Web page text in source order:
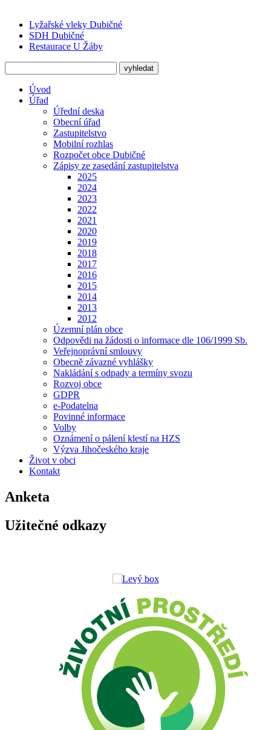
Lyžařské vleky Dubičné
SDH Dubičné
Restaurace U Žáby
Úvod
Úřad
Úřední deska
Obecní úřad
Zastupitelstvo
Mobilní rozhlas
Rozpočet obce Dubičné
Zápisy ze zasedání zastupitelstva
2025
2024
2023
2022
2021
2020
2019
2018
2017
2016
2015
2014
2013
2012
Územní plán obce
Odpovědi na žádosti o informace dle 106/1999 Sb.
Veřejnoprávní smlouvy
Obecně závazné vyhlášky
Nakládání s odpady a termíny svozu
Rozvoj obce
GDPR
e-Podatelna
Povinné informace
Volby
Oznámení o pálení klestí na HZS
Výzva Jihočeského kraje
Život v obci
Kontakt
Anketa
Užitečné odkazy